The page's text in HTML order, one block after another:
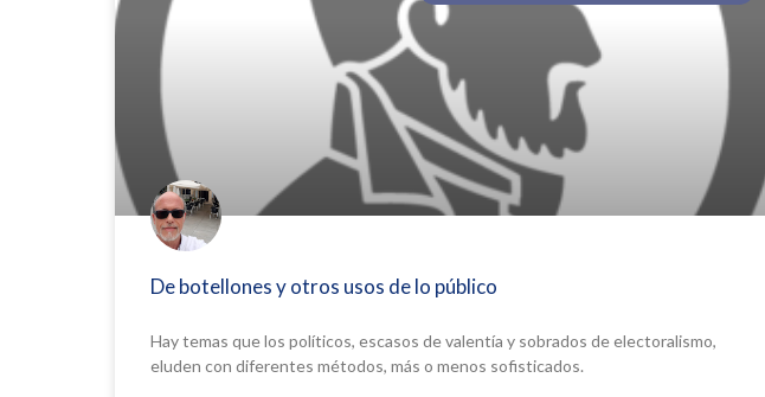
De botellones y otros usos de lo público
Hay temas que los políticos, escasos de valentía y sobrados de electoralismo,
eluden con diferentes métodos, más o menos sofisticados.